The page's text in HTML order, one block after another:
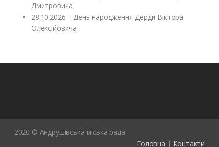
Дмитровича
28.10.2026 – День народження Дерди Віктора
Олексійовича
2020 © Андрушівська міська рада
Головна | Контакти